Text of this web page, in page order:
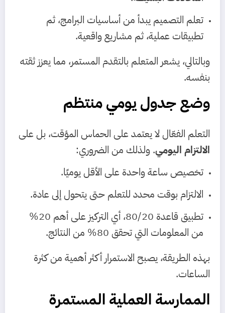
تعلم التصميم يبدأ من أساسيات البرامج، ثم
تطبيقات عملية، ثم مشاريع واقعية.
وبالتالي، يشعر المتعلم بالتقدم المستمر، مما يعزز ثقته
بنفسه.
وضع جدول يومي منتظم
التعلم الفعّال لا يعتمد على الحماس المؤقت، بل على
الالتزام اليومي. ولذلك من الضروري:
تخصيص ساعة واحدة على الأقل يوميًا.
الالتزام بوقت محدد للتعلم حتى يتحول إلى عادة.
تطبيق قاعدة 80/20، أي التركيز على أهم 20%
من المعلومات التي تحقق 80% من النتائج.
بهذه الطريقة، يصبح الاستمرار أكثر أهمية من كثرة
الساعات.
الممارسة العملية المستمرة